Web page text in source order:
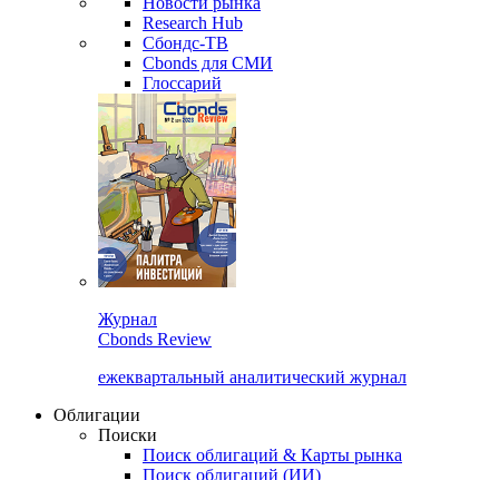
Новости & Research Hub
Новости рынка
Research Hub
Сбондс-ТВ
Cbonds для СМИ
Глоссарий
Cbonds Review
ежеквартальный аналитический журнал